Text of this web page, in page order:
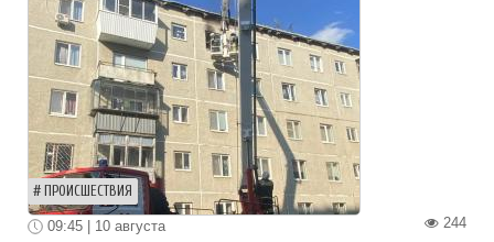
ПРОИСШЕСТВИЯ
244
09:45 | 10 августа